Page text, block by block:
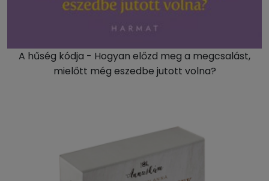
A hűség kódja - Hogyan előzd meg a megcsalást,
mielőtt még eszedbe jutott volna?